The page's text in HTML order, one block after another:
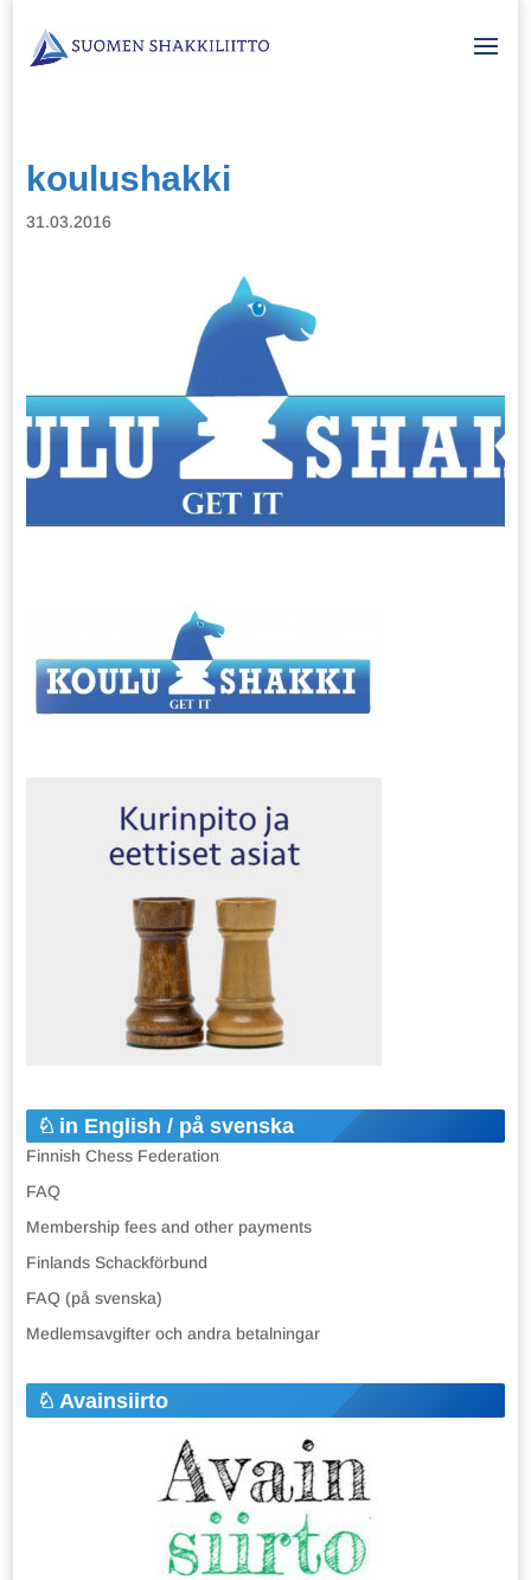
koulushakki
31.03.2016
in English / på svenska
Finnish Chess Federation
FAQ
Membership fees and other payments
Finlands Schackförbund
FAQ (på svenska)
Medlemsavgifter och andra betalningar
Avainsiirto